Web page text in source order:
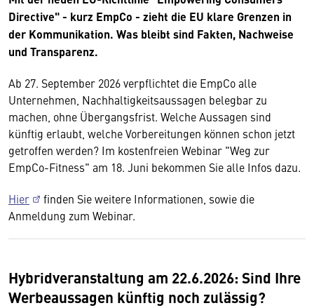
Directive" - kurz EmpCo - zieht die EU klare Grenzen in
der Kommunikation. Was bleibt sind Fakten, Nachweise
und Transparenz.
Ab 27. September 2026 verpflichtet die EmpCo alle
Unternehmen, Nachhaltigkeitsaussagen belegbar zu
machen, ohne Übergangsfrist. Welche Aussagen sind
künftig erlaubt, welche Vorbereitungen können schon jetzt
getroffen werden? Im kostenfreien Webinar "Weg zur
EmpCo-Fitness" am 18. Juni bekommen Sie alle Infos dazu.
Hier
finden Sie weitere Informationen, sowie die
Anmeldung zum Webinar.
Hybridveranstaltung am 22.6.2026: Sind Ihre
Werbeaussagen künftig noch zulässig?